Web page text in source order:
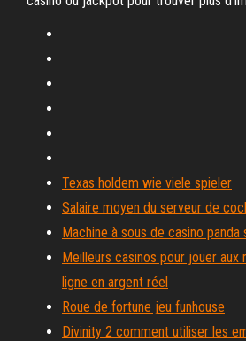
Texas holdem wie viele spieler
Salaire moyen du serveur de
Machine à sous de casino panda
Meilleurs casinos pour jouer aux
ligne en argent réel
Roue de fortune jeu funhouse
Divinity 2 comment utiliser les